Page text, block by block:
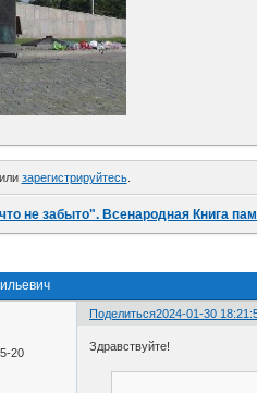
зарегистрируйтесь.
не забыто". Всенародная Книга
Поделиться2024-01-30
20
Здравствуйте!